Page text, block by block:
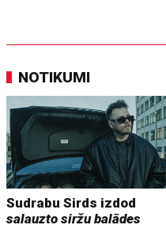
NOTIKUMI
Sudrabu Sirds izdod
salauzto siržu balādes